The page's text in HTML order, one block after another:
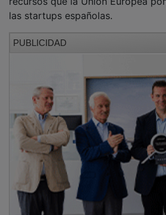
las startups españolas.